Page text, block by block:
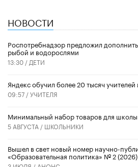
НОВОСТИ
Роспотребнадзор предложил
рыбой и водорослями
13:30 / ДЕТИ
​Яндекс обучил более 20 тысяч
09:57 /УЧИТЕЛЯ
Минимальный набор товаров для
5 АВГУСТА / ШКОЛЬНИКИ
Вышел в свет новый номер научно-
«Образовательная политика» № 2 (2026)